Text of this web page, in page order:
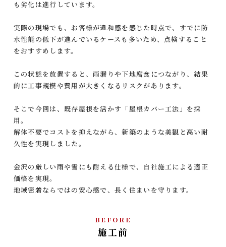
も劣化は進行しています。
実際の現場でも、お客様が違和感を感じた時点で、すでに防
水性能の低下が進んでいるケースも多いため、点検すること
をおすすめします。
この状態を放置すると、雨漏りや下地腐食につながり、結果
的に工事規模や費用が大きくなるリスクがあります。
そこで今回は、既存屋根を活かす「屋根カバー工法」を採
用。
解体不要でコストを抑えながら、新築のような美観と高い耐
久性を実現しました。
金沢の厳しい雨や雪にも耐える仕様で、自社施工による適正
価格を実現。
地域密着ならではの安心感で、長く住まいを守ります。
BEFORE
施工前